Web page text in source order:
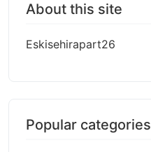
About this site
Eskisehirapart26
Popular categories